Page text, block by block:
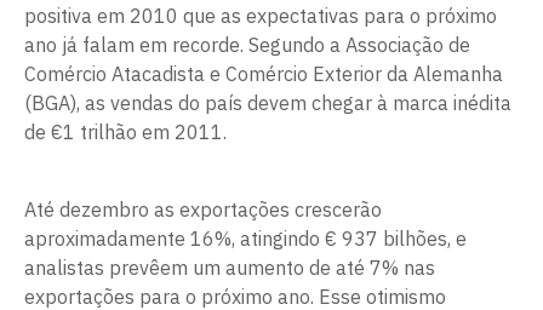
positiva em 2010 que as expectativas para o próximo
ano já falam em recorde. Segundo a Associação de
Comércio Atacadista e Comércio Exterior da Alemanha
(BGA), as vendas do país devem chegar à marca inédita
de €1 trilhão em 2011.
Até dezembro as exportações crescerão
aproximadamente 16%, atingindo € 937 bilhões, e
analistas prevêem um aumento de até 7% nas
exportações para o próximo ano. Esse otimismo